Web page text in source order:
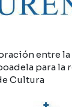
entre
para la
Cultura